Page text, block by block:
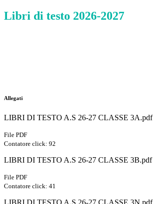
Libri di testo 2026-2027
Allegati
LIBRI DI TESTO A.S 26-27 CLASSE 3A.pdf
File PDF
Contatore click: 92
LIBRI DI TESTO A.S 26-27 CLASSE 3B.pdf
File PDF
Contatore click: 41
LIBRI DI TESTO A.S 26-27 CLASSE 3N.pdf